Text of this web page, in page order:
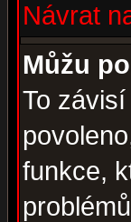
Návrat
Můžu
To
funkce,